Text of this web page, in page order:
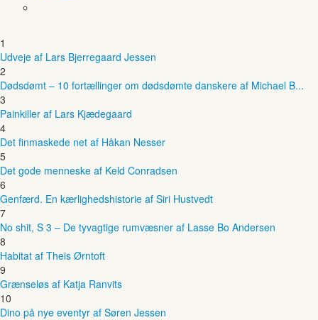
1
Udveje af Lars Bjerregaard Jessen
2
Dødsdømt – 10 fortællinger om dødsdømte danskere af Michael B...
3
Painkiller af Lars Kjædegaard
4
Det finmaskede net af Håkan Nesser
5
Det gode menneske af Keld Conradsen
6
Genfærd. En kærlighedshistorie af Siri Hustvedt
7
No shit, S 3 – De tyvagtige rumvæsner af Lasse Bo Andersen
8
Habitat af Theis Ørntoft
9
Grænseløs af Katja Ranvits
10
Dino på nye eventyr af Søren Jessen